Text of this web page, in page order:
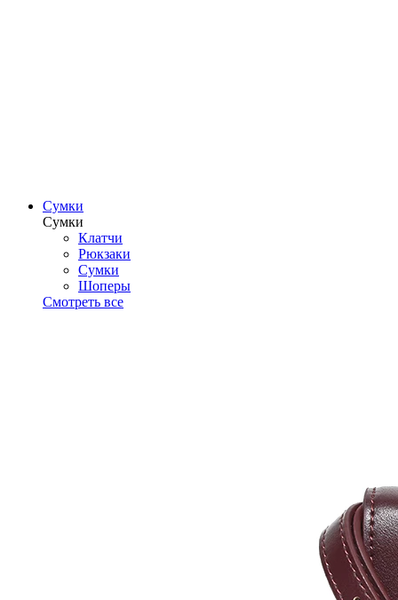
Сумки
Сумки
Клатчи
Рюкзаки
Сумки
Шоперы
Смотреть все